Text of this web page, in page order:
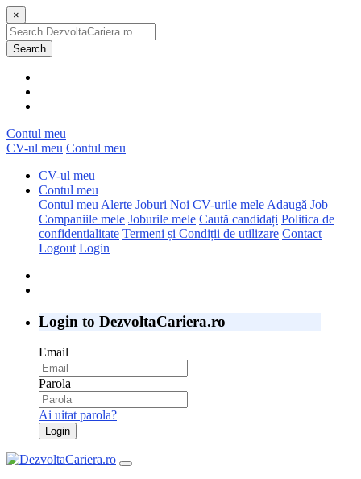
×
Search
Contul meu
CV-ul meu Contul meu
CV-ul meu
Contul meu
Contul meu Alerte Joburi Noi CV-urile mele Adaugă Job
Companiile mele Joburile mele Caută candidați Politica de
confidentialitate Termeni și Condiții de utilizare Contact
Logout Login
Login to DezvoltaCariera.ro
Email
Parola
Ai uitat parola?
Login